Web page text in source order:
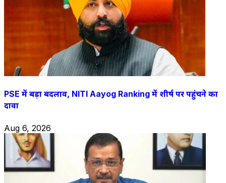
PSE में बड़ा बदलाव, NITI Aayog Ranking में शीर्ष पर पहुंचने का
दावा
Aug 6, 2026